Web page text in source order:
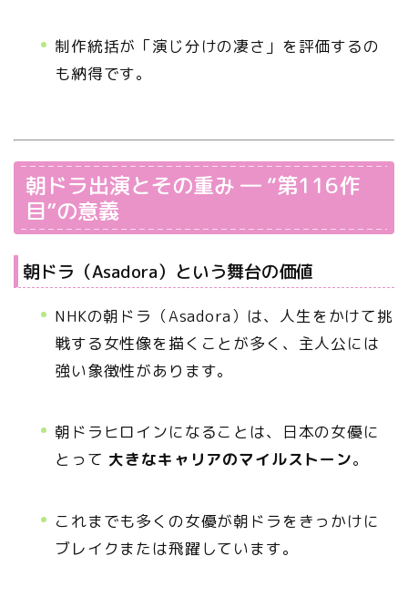
制作統括が「演じ分けの凄さ」を評価するの
も納得です。
朝ドラ出演とその重み ― “第116作
目”の意義
朝ドラ（Asadora）という舞台の価値
NHKの朝ドラ（Asadora）は、人生をかけて挑
戦する女性像を描くことが多く、主人公には
強い象徴性があります。
朝ドラヒロインになることは、日本の女優に
とって 大きなキャリアのマイルストーン。
これまでも多くの女優が朝ドラをきっかけに
ブレイクまたは飛躍しています。